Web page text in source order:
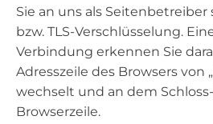
Sie an uns als Seitenbetreiber
bzw. TLS-Verschlüsselung.
Verbindung erkennen Sie
Adresszeile des Browsers von
wechselt und an dem
Browserzeile.